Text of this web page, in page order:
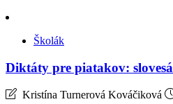
Školák
Diktáty pre piatakov: slovesá
Kristína Turnerová Kováčiková